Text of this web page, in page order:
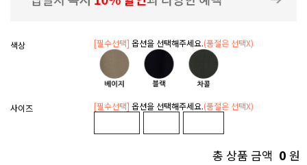
색상 [필수선택] 옵션을 선택해주세요.(품절은 선택X)
사이즈 [필수선택] 옵션을 선택해주세요.(품절은 선택X)
총 상품 금액 0 원